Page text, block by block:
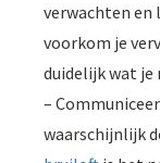
verwachten en
voorkom je
duidelijk wat je
–
waarschijnlijk